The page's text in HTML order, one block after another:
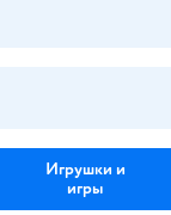
Игрушки и
игры